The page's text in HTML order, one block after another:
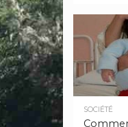
SOCIÉTÉ